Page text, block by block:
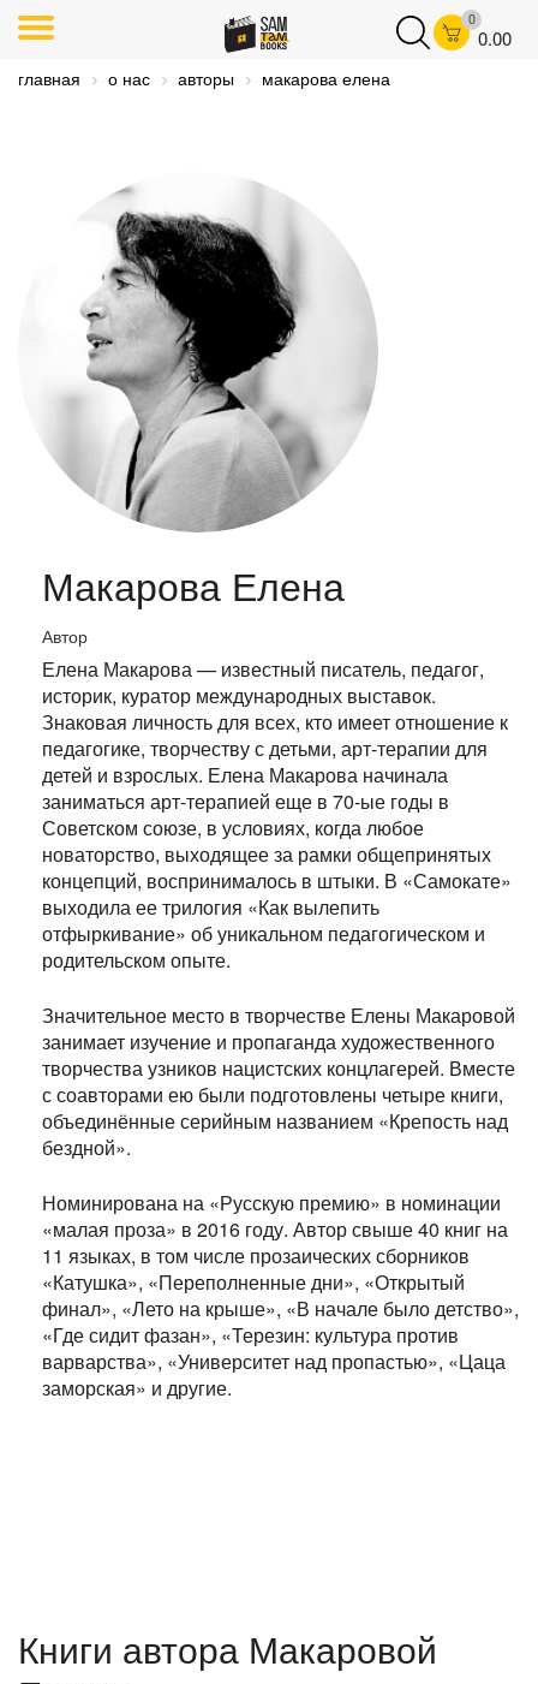
0
0.00
главная о нас авторы макарова елена
Макарова Елена
Автор
Елена Макарова — известный писатель, педагог,
историк, куратор международных выставок.
Знаковая личность для всех, кто имеет отношение к
педагогике, творчеству с детьми, арт-терапии для
детей и взрослых. Елена Макарова начинала
заниматься арт-терапией еще в 70-ые годы в
Советском союзе, в условиях, когда любое
новаторство, выходящее за рамки общепринятых
концепций, воспринималось в штыки. В «Самокате»
выходила ее трилогия «Как вылепить
отфыркивание» об уникальном педагогическом и
родительском опыте.
Значительное место в творчестве Елены Макаровой
занимает изучение и пропаганда художественного
творчества узников нацистских концлагерей. Вместе
с соавторами ею были подготовлены четыре книги,
объединённые серийным названием «Крепость над
бездной».
Номинирована на «Русскую премию» в номинации
«малая проза» в 2016 году. Автор свыше 40 книг на
11 языках, в том числе прозаических сборников
«Катушка», «Переполненные дни», «Открытый
финал», «Лето на крыше», «В начале было детство»,
«Где сидит фазан», «Терезин: культура против
варварства», «Университет над пропастью», «Цаца
заморская» и другие.
Книги автора Макаровой